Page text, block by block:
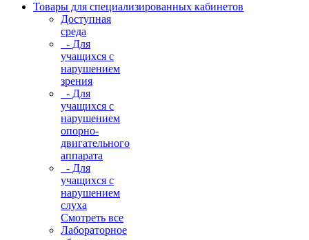
Товары для специализированных кабинетов
Доступная
среда
- Для
учащихся с
нарушением
зрения
- Для
учащихся с
нарушением
опорно-
двигательного
аппарата
- Для
учащихся с
нарушением
слуха
Смотреть все
Лабораторное